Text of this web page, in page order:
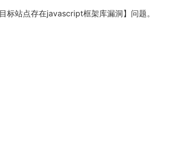
标站点存在javascript框架库漏洞】问题。